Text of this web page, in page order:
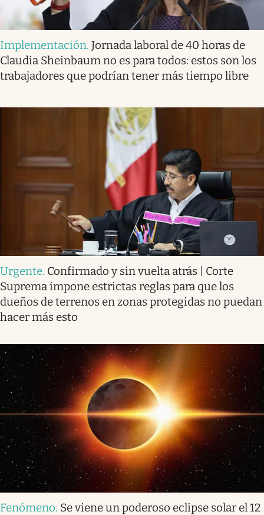
Implementación. Jornada laboral de 40 horas de
Claudia Sheinbaum no es para todos: estos son los
trabajadores que podrían tener más tiempo libre
Urgente. Confirmado y sin vuelta atrás | Corte
Suprema impone estrictas reglas para que los
dueños de terrenos en zonas protegidas no puedan
hacer más esto
Fenómeno. Se viene un poderoso eclipse solar el 12